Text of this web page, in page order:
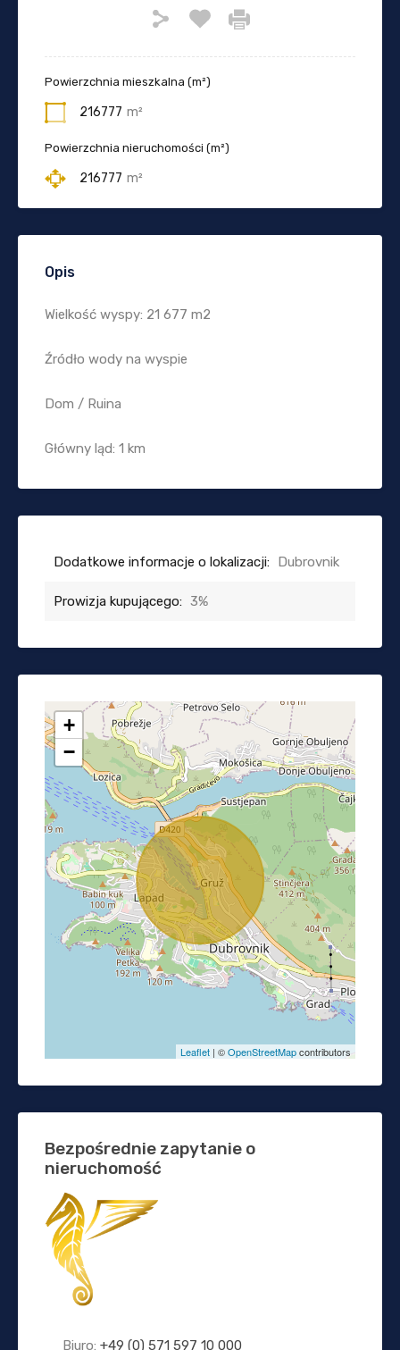
Powierzchnia mieszkalna (m²)
216777 m²
Powierzchnia nieruchomości (m²)
216777 m²
Opis
Wielkość wyspy: 21 677 m2
Źródło wody na wyspie
Dom / Ruina
Główny ląd: 1 km
Dodatkowe informacje o lokalizacji: Dubrovnik
Prowizja kupującego: 3%
+
−
Leaflet | ©OpenStreetMapcontributors
Bezpośrednie zapytanie o
nieruchomość
Biuro: +49 (0) 571 597 10 000